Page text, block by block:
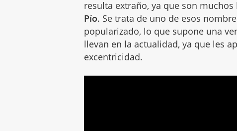
resulta extraño, ya que son muchos
Pío. Se trata de uno de esos
popularizado, lo que supone una
llevan en la actualidad, ya que les
excentricidad.